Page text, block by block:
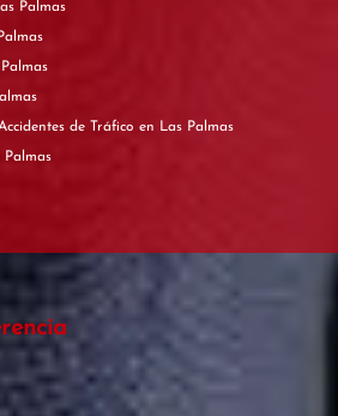
en Las Palmas
Las Palmas
en Las Palmas
Palmas
Perito Reconstructor de Accidentes de Tráfico en Las Palmas
en Las Palmas